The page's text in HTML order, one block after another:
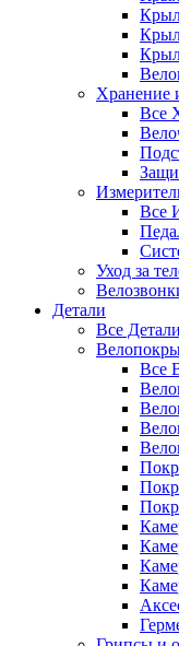
Хранение
Все
Все
Уход за
Детали
Все Детали
Все